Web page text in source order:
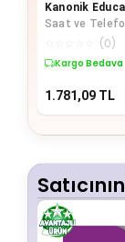
Kanonik
Saat ve
4’ü 1 Arada
10000 mAh
(0)
Kargo Bedava
1.781,09 TL